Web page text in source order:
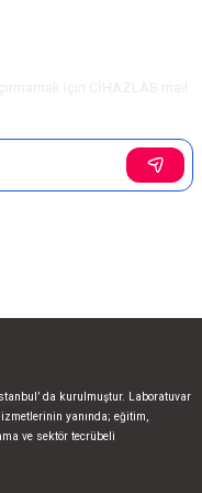
da kurulmuştur. Laboratuvar
yanında; eğitim,
ve sektör tecrübeli